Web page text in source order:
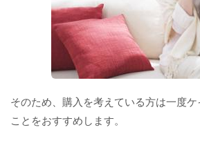
そのため、購入を考えている方は一度
ことをおすすめします。